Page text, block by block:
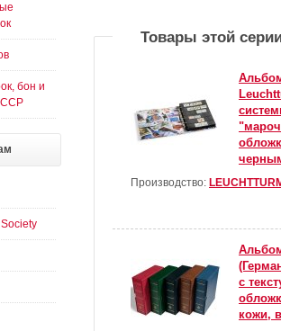
Товары этой
Производство:
с
кожи,
бон и